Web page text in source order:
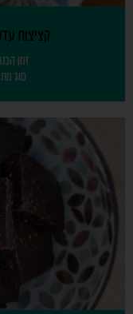
קציצות
זמן
סוג